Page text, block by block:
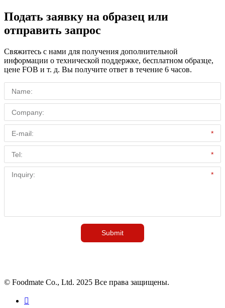
Подать заявку на образец или
отправить запрос
Свяжитесь с нами для получения дополнительной
информации о технической поддержке, бесплатном образце,
цене FOB и т. д. Вы получите ответ в течение 6 часов.
© Foodmate Co., Ltd. 2025 Все права защищены.
